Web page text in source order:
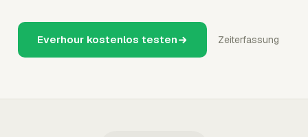
Everhour kostenlos testen Zeiterfassung